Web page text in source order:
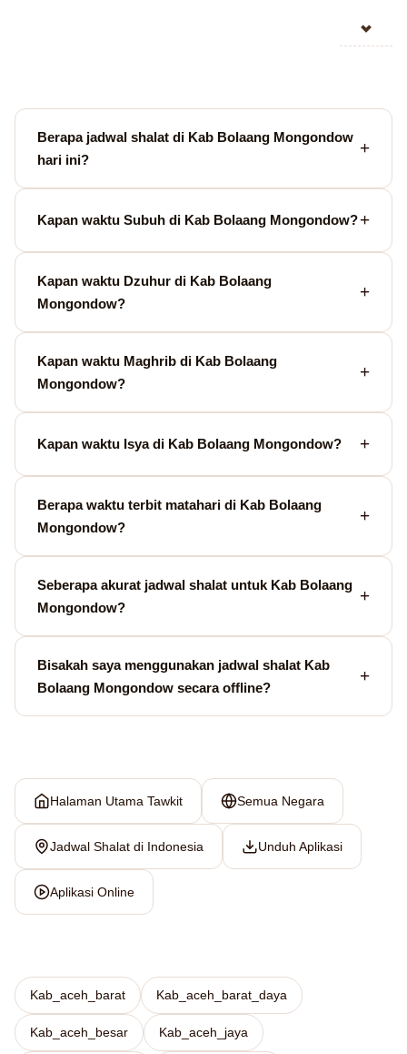
Berapa jadwal shalat di Kab Bolaang Mongondow
hari ini?
Kapan waktu Subuh di Kab Bolaang Mongondow?
Kapan waktu Dzuhur di Kab Bolaang
Mongondow?
Kapan waktu Maghrib di Kab Bolaang
Mongondow?
Kapan waktu Isya di Kab Bolaang Mongondow?
Berapa waktu terbit matahari di Kab Bolaang
Mongondow?
Seberapa akurat jadwal shalat untuk Kab Bolaang
Mongondow?
Bisakah saya menggunakan jadwal shalat Kab
Bolaang Mongondow secara offline?
Halaman Utama Tawkit Semua Negara
Jadwal Shalat di Indonesia Unduh Aplikasi
Aplikasi Online
Kab_aceh_barat Kab_aceh_barat_daya
Kab_aceh_besar Kab_aceh_jaya